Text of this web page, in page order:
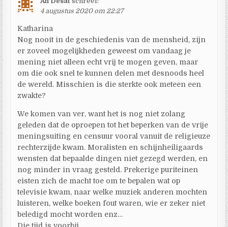
4 augustus 2020 om 22:27
Katharina
Nog nooit in de geschiedenis van de mensheid, zijn
er zoveel mogelijkheden geweest om vandaag je
mening niet alleen echt vrij te mogen geven, maar
om die ook snel te kunnen delen met desnoods heel
de wereld. Misschien is die sterkte ook meteen een
zwakte?
We komen van ver, want het is nog niet zolang
geleden dat de oproepen tot het beperken van de vrije
meningsuiting en censuur vooral vanuit de religieuze
rechterzijde kwam. Moralisten en schijnheiligaards
wensten dat bepaalde dingen niet gezegd werden, en
nog minder in vraag gesteld. Prekerige puriteinen
eisten zich de macht toe om te bepalen wat op
televisie kwam, naar welke muziek anderen mochten
luisteren, welke boeken fout waren, wie er zeker niet
beledigd mocht worden enz…